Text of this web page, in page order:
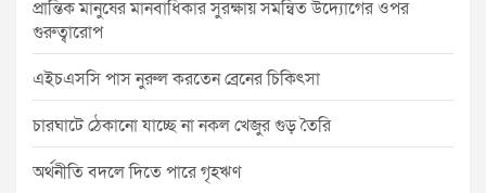
প্রান্তিক মানুষের মানবাধিকার সুরক্ষায় সমন্বিত উদ্যোগের ওপর
গুরুত্বারোপ
এইচএসসি পাস নুরুল করতেন ব্রেনের চিকিৎসা
চারঘাটে ঠেকানো যাচ্ছে না নকল খেজুর গুড় তৈরি
অর্থনীতি বদলে দিতে পারে গৃহঋণ